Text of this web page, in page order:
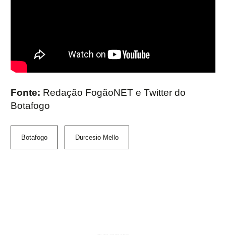
Fonte: Redação FogãoNET e Twitter do
Botafogo
Botafogo Durcesio Mello